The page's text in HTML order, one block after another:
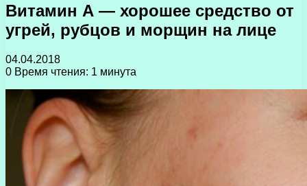
Витамин А — хорошее средство от
угрей, рубцов и морщин на лице
04.04.2018
0 Время чтения: 1 минута